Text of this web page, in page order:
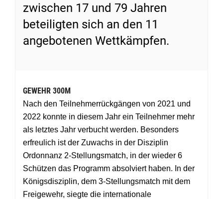
zwischen 17 und 79 Jahren
beteiligten sich an den 11
angebotenen Wettkämpfen.
GEWEHR 300M
Nach den Teilnehmerrückgängen von 2021 und
2022 konnte in diesem Jahr ein Teilnehmer mehr
als letztes Jahr verbucht werden. Besonders
erfreulich ist der Zuwachs in der Disziplin
Ordonnanz 2-Stellungsmatch, in der wieder 6
Schützen das Programm absolviert haben. In der
Königsdisziplin, dem 3-Stellungsmatch mit dem
Freigewehr, siegte die internationale